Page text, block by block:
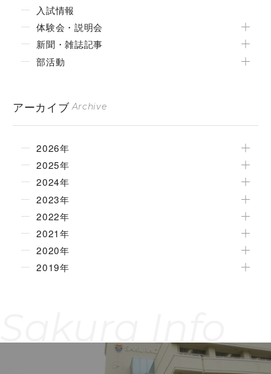
入試情報
体験会・説明会
新聞・雑誌記事
部活動
アーカイブ Archive
2026年
2025年
2024年
2023年
2022年
2021年
2020年
2019年